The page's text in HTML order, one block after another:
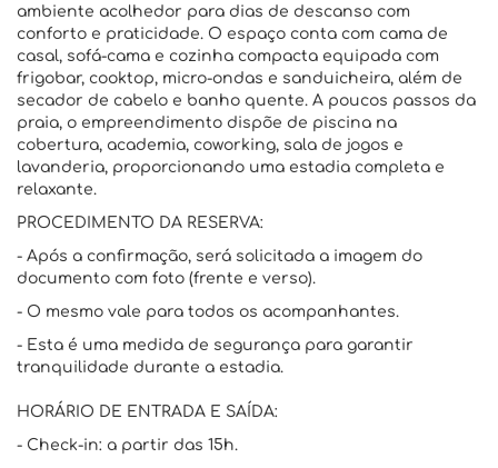
ambiente acolhedor para dias de descanso com
conforto e praticidade. O espaço conta com cama de
casal, sofá-cama e cozinha compacta equipada com
frigobar, cooktop, micro-ondas e sanduicheira, além de
secador de cabelo e banho quente. A poucos passos da
praia, o empreendimento dispõe de piscina na
cobertura, academia, coworking, sala de jogos e
lavanderia, proporcionando uma estadia completa e
relaxante.
PROCEDIMENTO DA RESERVA:
- Após a confirmação, será solicitada a imagem do
documento com foto (frente e verso).
- O mesmo vale para todos os acompanhantes.
- Esta é uma medida de segurança para garantir
tranquilidade durante a estadia.
HORÁRIO DE ENTRADA E SAÍDA:
- Check-in: a partir das 15h.